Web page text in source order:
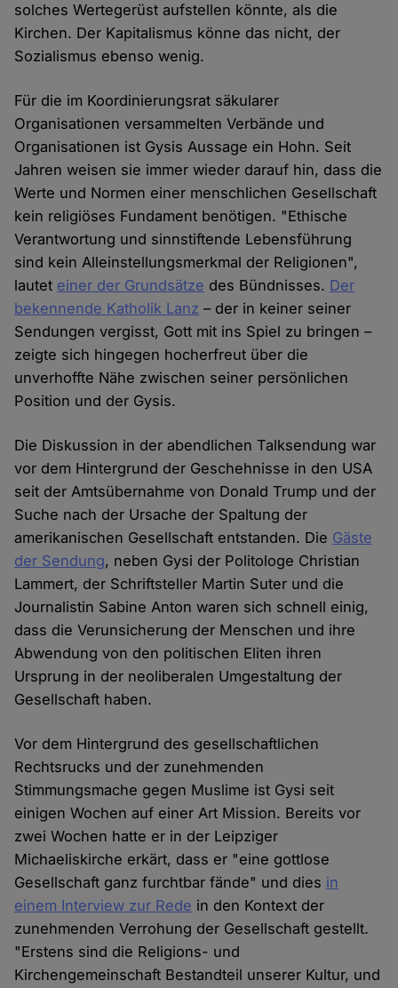
solches Wertegerüst aufstellen könnte, als die
Kirchen. Der Kapitalismus könne das nicht, der
Sozialismus ebenso wenig.
Für die im Koordinierungsrat säkularer
Organisationen versammelten Verbände und
Organisationen ist Gysis Aussage ein Hohn. Seit
Jahren weisen sie immer wieder darauf hin, dass die
Werte und Normen einer menschlichen Gesellschaft
kein religiöses Fundament benötigen. "Ethische
Verantwortung und sinnstiftende Lebensführung
sind kein Alleinstellungsmerkmal der Religionen",
lautet einer der Grundsätze des Bündnisses. Der
bekennende Katholik Lanz – der in keiner seiner
Sendungen vergisst, Gott mit ins Spiel zu bringen –
zeigte sich hingegen hocherfreut über die
unverhoffte Nähe zwischen seiner persönlichen
Position und der Gysis.
Die Diskussion in der abendlichen Talksendung war
vor dem Hintergrund der Geschehnisse in den USA
seit der Amtsübernahme von Donald Trump und der
Suche nach der Ursache der Spaltung der
amerikanischen Gesellschaft entstanden. Die Gäste
der Sendung, neben Gysi der Politologe Christian
Lammert, der Schriftsteller Martin Suter und die
Journalistin Sabine Anton waren sich schnell einig,
dass die Verunsicherung der Menschen und ihre
Abwendung von den politischen Eliten ihren
Ursprung in der neoliberalen Umgestaltung der
Gesellschaft haben.
Vor dem Hintergrund des gesellschaftlichen
Rechtsrucks und der zunehmenden
Stimmungsmache gegen Muslime ist Gysi seit
einigen Wochen auf einer Art Mission. Bereits vor
zwei Wochen hatte er in der Leipziger
Michaeliskirche erkärt, dass er "eine gottlose
Gesellschaft ganz furchtbar fände" und dies in
einem Interview zur Rede in den Kontext der
zunehmenden Verrohung der Gesellschaft gestellt.
"Erstens sind die Religions- und
Kirchengemeinschaft Bestandteil unserer Kultur, und